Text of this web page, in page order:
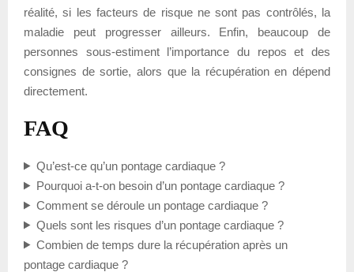
réalité, si les facteurs de risque ne sont pas contrôlés, la
maladie peut progresser ailleurs. Enfin, beaucoup de
personnes sous-estiment l’importance du repos et des
consignes de sortie, alors que la récupération en dépend
directement.
FAQ
Qu’est-ce qu’un pontage cardiaque ?
Pourquoi a-t-on besoin d’un pontage cardiaque ?
Comment se déroule un pontage cardiaque ?
Quels sont les risques d’un pontage cardiaque ?
Combien de temps dure la récupération après un
pontage cardiaque ?